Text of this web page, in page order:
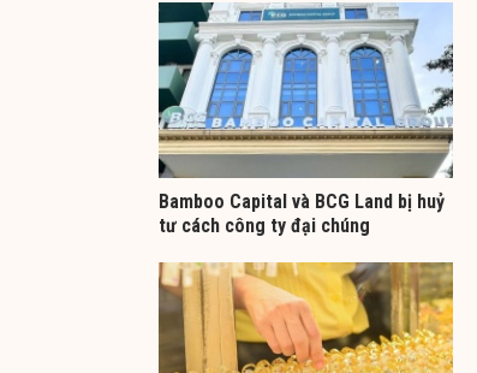
Bamboo Capital và BCG Land bị huỷ
tư cách công ty đại chúng